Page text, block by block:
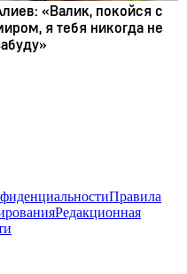
Правила
Редакционная